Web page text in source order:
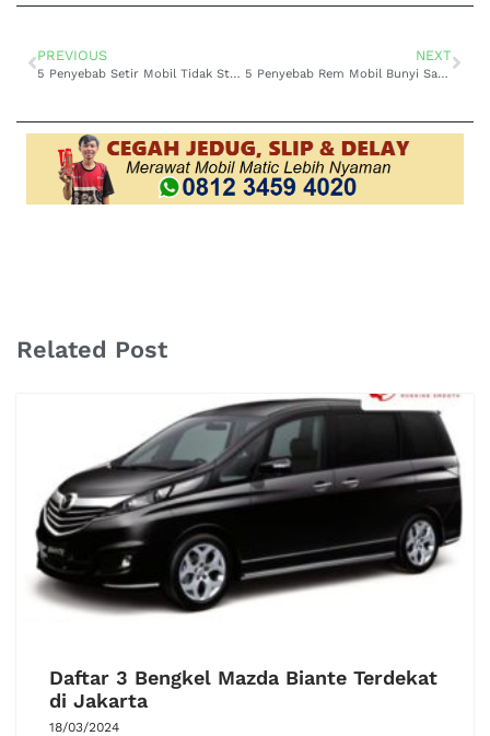
PREVIOUS
5 Penyebab Setir Mobil Tidak Stabil, Pernah Alami?
NEXT
5 Penyebab Rem Mobil Bunyi Saat Diinjak
Related Post
Daftar 3 Bengkel Mazda Biante Terdekat
di Jakarta
18/03/2024